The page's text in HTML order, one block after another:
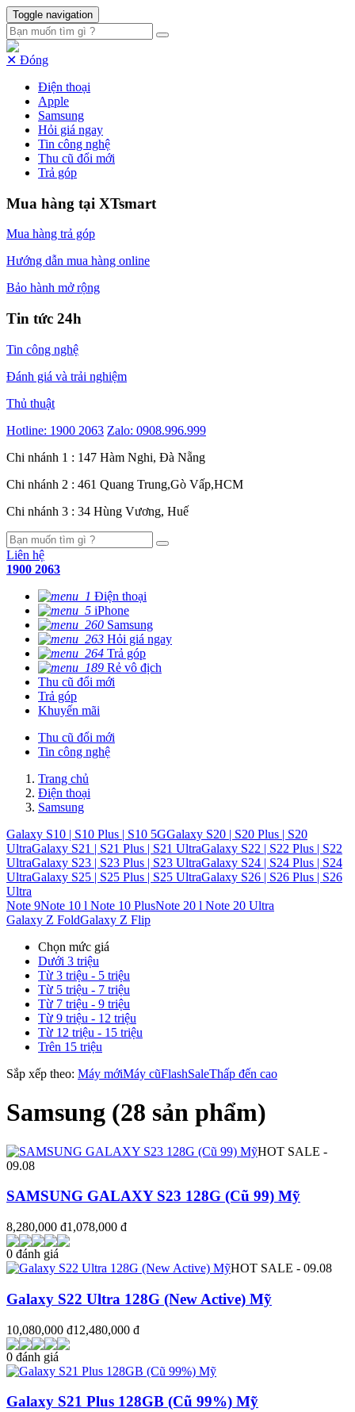
Toggle navigation
✕ Đóng
Điện thoại
Apple
Samsung
Hỏi giá ngay
Tin công nghệ
Thu cũ đổi mới
Trả góp
Mua hàng tại XTsmart
Mua hàng trả góp
Hướng dẫn mua hàng online
Bảo hành mở rộng
Tin tức 24h
Tin công nghệ
Đánh giá và trải nghiệm
Thủ thuật
Hotline: 1900 2063 Zalo: 0908.996.999
Chi nhánh 1 : 147 Hàm Nghi, Đà Nẵng
Chi nhánh 2 : 461 Quang Trung,Gò Vấp,HCM
Chi nhánh 3 : 34 Hùng Vương, Huế
Liên hệ
1900 2063
Điện thoại
iPhone
Samsung
Hỏi giá ngay
Trả góp
Rẻ vô địch
Thu cũ đổi mới
Trả góp
Khuyến mãi
Thu cũ đổi mới
Tin công nghệ
Trang chủ
Điện thoại
Samsung
Galaxy S10 | S10 Plus | S10 5GGalaxy S20 | S20 Plus | S20
UltraGalaxy S21 | S21 Plus | S21 UltraGalaxy S22 | S22 Plus | S22
UltraGalaxy S23 | S23 Plus | S23 UltraGalaxy S24 | S24 Plus | S24
UltraGalaxy S25 | S25 Plus | S25 UltraGalaxy S26 | S26 Plus | S26
Ultra
Note 9Note 10 l Note 10 PlusNote 20 l Note 20 Ultra
Galaxy Z FoldGalaxy Z Flip
Chọn mức giá
Dưới 3 triệu
Từ 3 triệu - 5 triệu
Từ 5 triệu - 7 triệu
Từ 7 triệu - 9 triệu
Từ 9 triệu - 12 triệu
Từ 12 triệu - 15 triệu
Trên 15 triệu
Sắp xếp theo: Máy mớiMáy cũFlashSaleThấp đến cao
Samsung (28 sản phẩm)
HOT SALE -
09.08
SAMSUNG GALAXY S23 128G (Cũ 99) Mỹ
8,280,000 đ1,078,000 đ
0 đánh giá
HOT SALE - 09.08
Galaxy S22 Ultra 128G (New Active) Mỹ
10,080,000 đ12,480,000 đ
0 đánh giá
Galaxy S21 Plus 128GB (Cũ 99%) Mỹ